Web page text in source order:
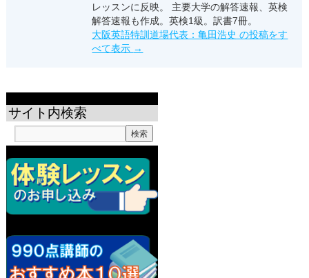
レッスンに反映。 主要大学の解答速報、英検
解答速報も作成。英検1級。訳書7冊。
大阪英語特訓道場代表：亀田浩史 の投稿をす
べて表示 →
サイト内検索